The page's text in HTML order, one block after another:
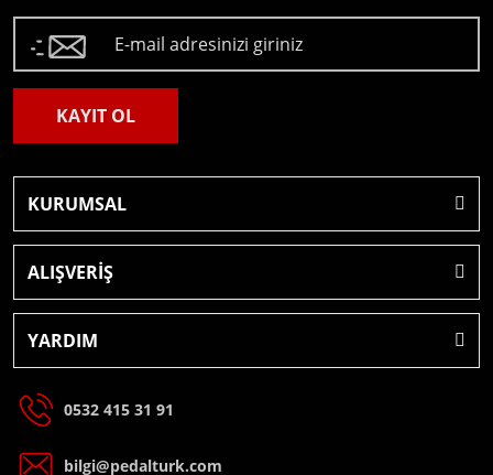
KAYIT OL
KURUMSAL
ALIŞVERİŞ
YARDIM
0532 415 31 91
bilgi@pedalturk.com